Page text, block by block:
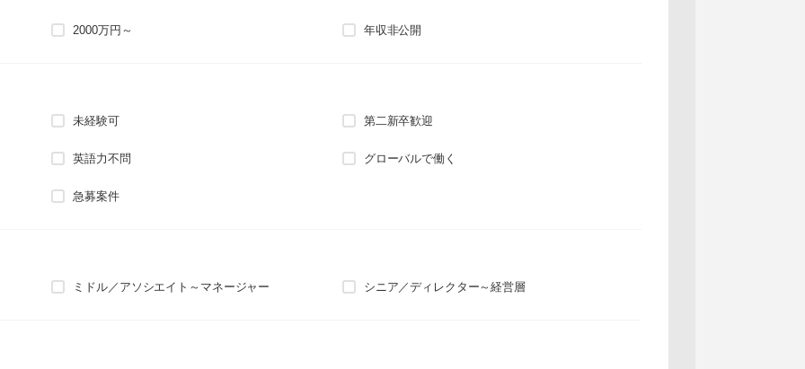
2000万円～ 年収非公開
未経験可 第二新卒歓迎
英語力不問 グローバルで働く
急募案件
ミドル／アソシエイト～マネージャー シニア／ディレクター～経営層